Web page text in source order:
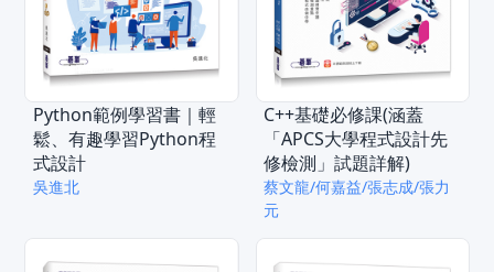
Python範例學習書｜輕
鬆、有趣學習Python程
式設計
吳進北
C++基礎必修課(涵蓋
「APCS大學程式設計先
修檢測」試題詳解)
蔡文龍/何嘉益/張志成/張力
元